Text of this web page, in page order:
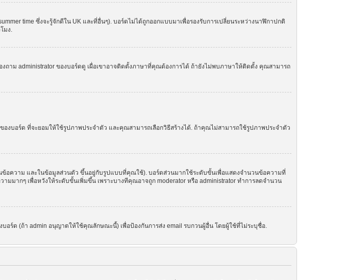
time ซึ่งจะรู้จักดีใน UK และที่อื่นๆ). บอร์ดไม่ได้ถูกออกแบบมาเพื่อรองรับการเปลี่ยนระหว่างนาฬิกาปกติ
มง.
าม administrator ของบอร์ดดู เผื่อเขาอาจติดตั้งภาษาที่คุณต้องการได้ ถ้ายังไม่พบภาษาให้ติดตั้ง คุณสามารถ
บอร์ด ที่จะยอมให้ใช้รูปภาพประจำตัว และคุณสามารถเลือกวิธีสร้างได้. ถ้าคุณไม่สามารถใช้รูปภาพประจำตัว
ความ และในข้อมูลส่วนตัว ขึ้นอยู่กับรูปแบบที่คุณใช้). บอร์ดส่วนมากใช้ระดับขั้นเพื่อแสดงจำนวนข้อความที่
มากๆ เพื่อหวังให้ระดับขั้นเพิ่มขึ้น เพราะบางทีคุณอาจถูก moderator หรือ administrator ทำการลดจำนวน
ร์ด (ถ้า admin อนุญาตให้ใช้คุณลักษณะนี้) เพื่อป้องกันการส่ง email รบกวนผู้อื่น โดยผู้ใช้ที่ไม่ระบุชื่อ.